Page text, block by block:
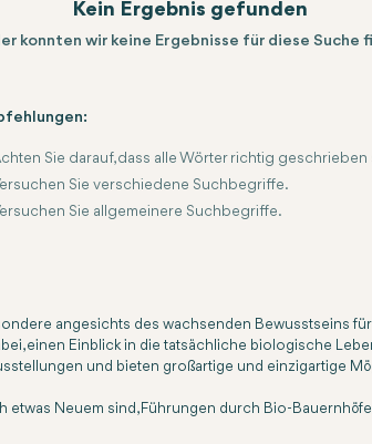
Kein Ergebnis gefunden
konnten wir keine Ergebnisse für diese Suche
Sie darauf, dass alle Wörter richtig geschrieben
Sie verschiedene Suchbegriffe.
Sie allgemeinere Suchbegriffe.
angesichts des wachsenden Bewusstseins
einen Einblick in die tatsächliche biologische
und bieten großartige und einzigartige
etwas Neuem sind, Führungen durch Bio-